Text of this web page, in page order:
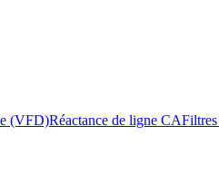
(VFD)Réactance de ligne CA